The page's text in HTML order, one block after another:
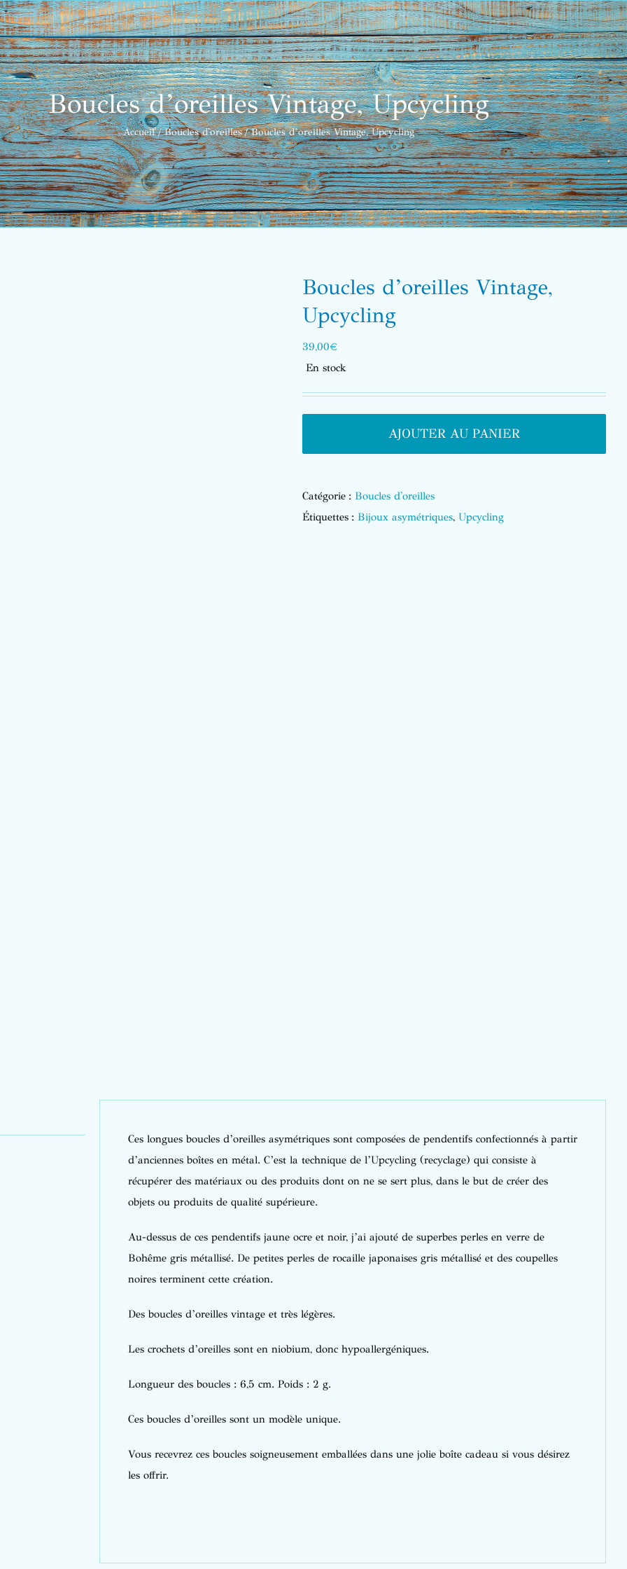
Boucles d’oreilles Vintage, Upcycling
Accueil Boucles d'oreilles Boucles d’oreilles Vintage, Upcycling
Boucles d’oreilles Vintage,
Upcycling
39,00€
En stock
AJOUTER AU PANIER
Catégorie : Boucles d'oreilles
Étiquettes : Bijoux asymétriques, Upcycling
Ces longues boucles d’oreilles asymétriques sont composées de pendentifs confectionnés à partir
d’anciennes boîtes en métal. C’est la technique de l’Upcycling (recyclage) qui consiste à
récupérer des matériaux ou des produits dont on ne se sert plus, dans le but de créer des
objets ou produits de qualité supérieure.
Au-dessus de ces pendentifs jaune ocre et noir, j’ai ajouté de superbes perles en verre de
Bohême gris métallisé. De petites perles de rocaille japonaises gris métallisé et des coupelles
noires terminent cette création.
Des boucles d’oreilles vintage et très légères.
Les crochets d’oreilles sont en niobium, donc hypoallergéniques.
Longueur des boucles : 6,5 cm. Poids : 2 g.
Ces boucles d’oreilles sont un modèle unique.
Vous recevrez ces boucles soigneusement emballées dans une jolie boîte cadeau si vous désirez
les offrir.